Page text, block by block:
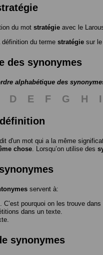
du mot stratégie avec le
du terme stratégie sur
des synonymes
alphabétique des
D E F G H I
d'un mot qui a la même
chose . Lorsqu’on utilise des
servent à:
C’est pourquoi on les trouve
dans un texte.
synonymes